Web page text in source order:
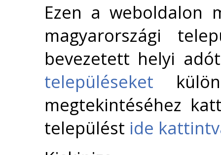
Ezen a weboldalon
magyarországi
bevezetett helyi
településeket
megtekintéséhez
települést ide